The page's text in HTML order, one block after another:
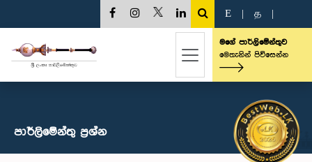
E த
මගේ පාර්ලිමේන්තුව
මෙතැනින් පිවිසෙන්න
පාර්ලි‌මේන්තු‌ ප්‍රශ්න